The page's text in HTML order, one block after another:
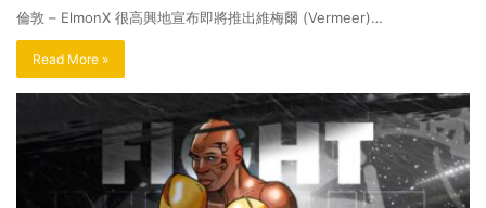
倫敦 – ElmonX 很高興地宣布即將推出維梅爾 (Vermeer)…
Read More »